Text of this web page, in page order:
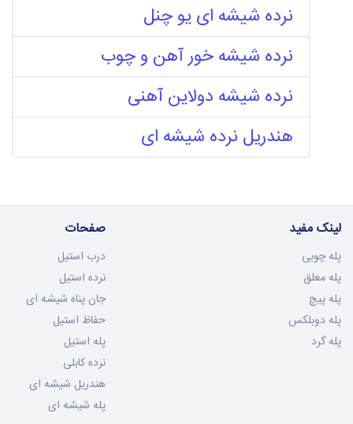
نرده شیشه ای یو چنل
نرده شیشه خور آهن و چوب
نرده شیشه دولاین آهنی
هندریل نرده شیشه ای
لینک مفید
پله چوبی
پله معلق
پله پیچ
پله دوبلکس
پله گرد
صفحات
درب استیل
نرده استیل
جان پناه شیشه ای
حفاظ استیل
پله استیل
نرده کابلی
هندریل شیشه ای
پله شیشه ای